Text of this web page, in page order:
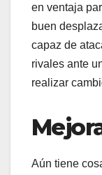
en ventaja
buen
capaz de
rivales ante
realizar
Aún tiene